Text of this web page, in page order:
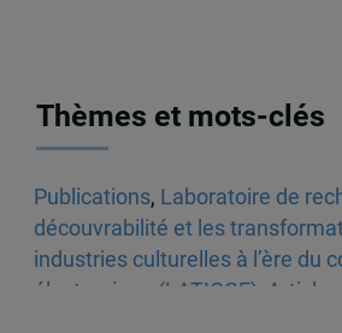
Thèmes et mots-clés
Publications, Laboratoire de
découvrabilité et les
industries culturelles à l’ère du
électronique (LATICCE)